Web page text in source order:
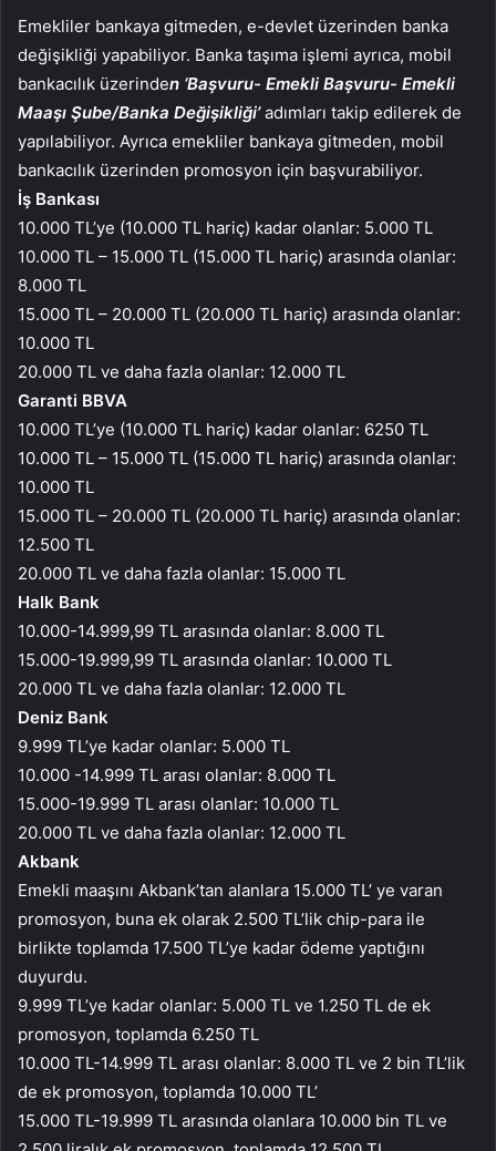
Emekliler bankaya gitmeden, e-devlet üzerinden banka
değişikliği yapabiliyor. Banka taşıma işlemi ayrıca, mobil
bankacılık üzerinden ‘Başvuru- Emekli Başvuru- Emekli
Maaşı Şube/Banka Değişikliği’adımları takip edilerek de
yapılabiliyor. Ayrıca emekliler bankaya gitmeden, mobil
bankacılık üzerinden promosyon için başvurabiliyor.
İş Bankası
10.000 TL’ye (10.000 TL hariç) kadar olanlar: 5.000 TL
10.000 TL – 15.000 TL (15.000 TL hariç) arasında olanlar:
8.000 TL
15.000 TL – 20.000 TL (20.000 TL hariç) arasında olanlar:
10.000 TL
20.000 TL ve daha fazla olanlar: 12.000 TL
Garanti BBVA
10.000 TL’ye (10.000 TL hariç) kadar olanlar: 6250 TL
10.000 TL – 15.000 TL (15.000 TL hariç) arasında olanlar:
10.000 TL
15.000 TL – 20.000 TL (20.000 TL hariç) arasında olanlar:
12.500 TL
20.000 TL ve daha fazla olanlar: 15.000 TL
Halk Bank
10.000-14.999,99 TL arasında olanlar: 8.000 TL
15.000-19.999,99 TL arasında olanlar: 10.000 TL
20.000 TL ve daha fazla olanlar: 12.000 TL
Deniz Bank
9.999 TL’ye kadar olanlar: 5.000 TL
10.000 -14.999 TL arası olanlar: 8.000 TL
15.000-19.999 TL arası olanlar: 10.000 TL
20.000 TL ve daha fazla olanlar: 12.000 TL
Akbank
Emekli maaşını Akbank’tan alanlara 15.000 TL’ ye varan
promosyon, buna ek olarak 2.500 TL’lik chip-para ile
birlikte toplamda 17.500 TL’ye kadar ödeme yaptığını
duyurdu.
9.999 TL’ye kadar olanlar: 5.000 TL ve 1.250 TL de ek
promosyon, toplamda 6.250 TL
10.000 TL-14.999 TL arası olanlar: 8.000 TL ve 2 bin TL’lik
de ek promosyon, toplamda 10.000 TL’
15.000 TL-19.999 TL arasında olanlara 10.000 bin TL ve